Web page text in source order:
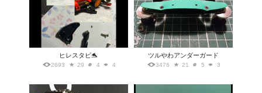
ヒレスタビ🐬
2693 29 4 4
ツルやわアンダーガード
3476 21 5 3